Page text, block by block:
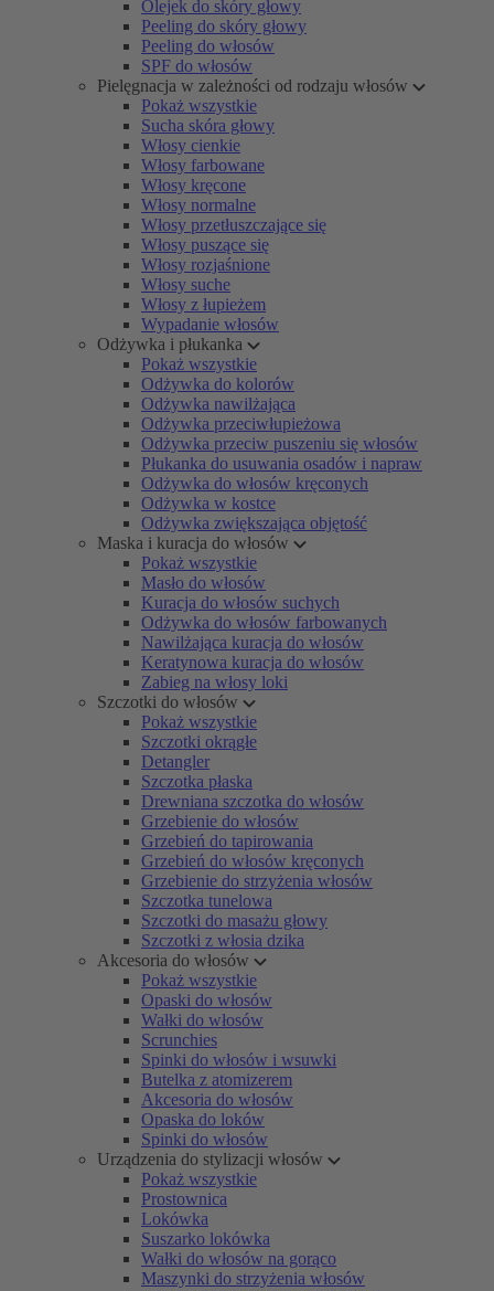
Olejek do skóry głowy
Peeling do skóry głowy
Peeling do włosów
SPF do włosów
Pielęgnacja w zależności od rodzaju włosów
Pokaż wszystkie
Sucha skóra głowy
Włosy cienkie
Włosy farbowane
Włosy kręcone
Włosy normalne
Włosy przetłuszczające się
Włosy puszące się
Włosy rozjaśnione
Włosy suche
Włosy z łupieżem
Wypadanie włosów
Odżywka i płukanka
Pokaż wszystkie
Odżywka do kolorów
Odżywka nawilżająca
Odżywka przeciwłupieżowa
Odżywka przeciw puszeniu się włosów
Płukanka do usuwania osadów i napraw
Odżywka do włosów kręconych
Odżywka w kostce
Odżywka zwiększająca objętość
Maska i kuracja do włosów
Pokaż wszystkie
Masło do włosów
Kuracja do włosów suchych
Odżywka do włosów farbowanych
Nawilżająca kuracja do włosów
Keratynowa kuracja do włosów
Zabieg na włosy loki
Szczotki do włosów
Pokaż wszystkie
Szczotki okrągłe
Detangler
Szczotka płaska
Drewniana szczotka do włosów
Grzebienie do włosów
Grzebień do tapirowania
Grzebień do włosów kręconych
Grzebienie do strzyżenia włosów
Szczotka tunelowa
Szczotki do masażu głowy
Szczotki z włosia dzika
Akcesoria do włosów
Pokaż wszystkie
Opaski do włosów
Wałki do włosów
Scrunchies
Spinki do włosów i wsuwki
Butelka z atomizerem
Akcesoria do włosów
Opaska do loków
Spinki do włosów
Urządzenia do stylizacji włosów
Pokaż wszystkie
Prostownica
Lokówka
Suszarko lokówka
Wałki do włosów na gorąco
Maszynki do strzyżenia włosów